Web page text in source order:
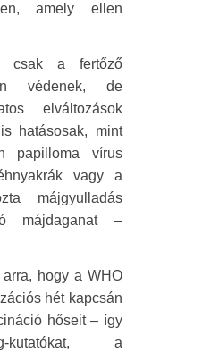
amely ellen
csak a fertőző
védenek, de
elváltozások
hatásosak, mint
papilloma vírus
vagy a
májgyulladás
májdaganat –
hogy a WHO
hét kapcsán
hőseit – így
kutatókat, a